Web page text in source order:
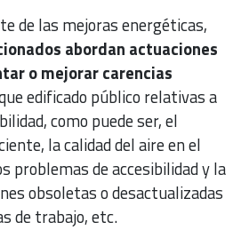
de las mejoras energéticas,
abordan actuaciones
o mejorar carencias
edificado público relativas a
como puede ser, el
la calidad del aire en el
problemas de accesibilidad y la
obsoletas o desactualizadas
de trabajo, etc.